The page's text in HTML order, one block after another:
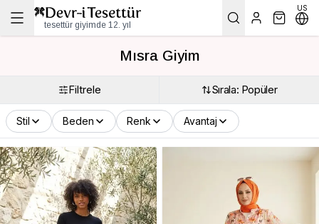
tesettür giyimde 12. yıl
US
Mısra Giyim
Filtrele Sırala: Popüler
Stil Beden Renk Avantaj